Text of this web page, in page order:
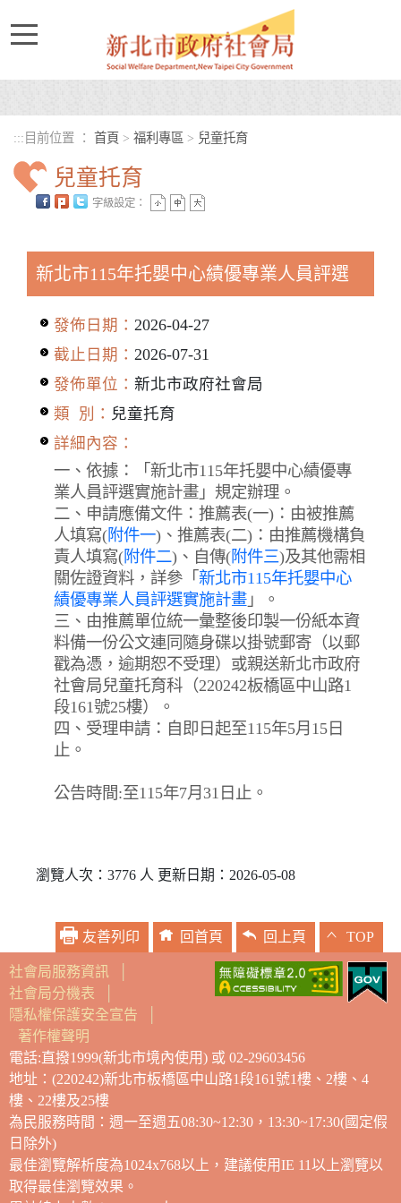
::: 目前位置 ： 首頁 > 福利專區 > 兒童托育
兒童托育
字級設定：
新北市115年托嬰中心績優專業人員評選
發佈日期： 2026-04-27
截止日期： 2026-07-31
發佈單位： 新北市政府社會局
類 別： 兒童托育
詳細內容：
一、依據：「新北市115年托嬰中心績優專
業人員評選實施計畫」規定辦理。
二、申請應備文件：推薦表(一)：由被推薦
人填寫(附件一)、推薦表(二)：由推薦機構負
責人填寫(附件二)、自傳(附件三)及其他需相
關佐證資料，詳參「 新北市115年托嬰中心
績優專業人員評選實施計畫 」。
三、由推薦單位統一彙整後印製一份紙本資
料備一份公文連同隨身碟以掛號郵寄（以郵
戳為憑，逾期恕不受理）或親送新北市政府
社會局兒童托育科（220242板橋區中山路1
段161號25樓）。
四、受理申請：自即日起至115年5月15日
止。
公告時間:至115年7月31日止。
瀏覽人次：3776 人 更新日期：2026-05-08
友善列印 回首頁 回上頁 TOP
社會局服務資訊
社會局分機表
隱私權保護安全宣告
著作權聲明
電話:直撥1999(新北市境內使用) 或 02-29603456
地址：(220242)新北市板橋區中山路1段161號1樓、2樓、4
樓、22樓及25樓
為民服務時間：週一至週五08:30~12:30，13:30~17:30(國定假
日除外)
最佳瀏覽解析度為1024x768以上，建議使用IE 11以上瀏覽以
取得最佳瀏覽效果。